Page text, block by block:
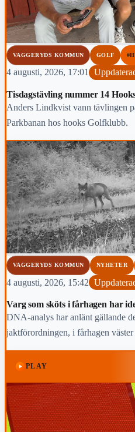
VAGGERYDS KOMMUN GOLF
4 augusti, 2026, 17:01
Tisdagstävling nummer 14
Anders Lindkvist vann tävlingen
Parkbanan hos hooks Golfklubb.
VAGGERYDS KOMMUN NYHETER
4 augusti, 2026, 15:42
Varg som sköts i fårhagen har
DNA-analys har anlänt gällande
jaktförordningen, i fårhagen
PLAY